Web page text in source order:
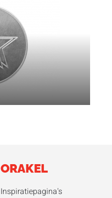
ORAKEL
Inspiratiepagina's